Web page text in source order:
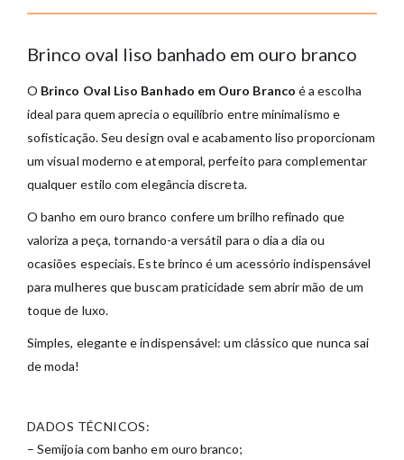
Brinco oval liso banhado em ouro branco
O Brinco Oval Liso Banhado em Ouro Branco é a escolha
ideal para quem aprecia o equilíbrio entre minimalismo e
sofisticação. Seu design oval e acabamento liso proporcionam
um visual moderno e atemporal, perfeito para complementar
qualquer estilo com elegância discreta.
O banho em ouro branco confere um brilho refinado que
valoriza a peça, tornando-a versátil para o dia a dia ou
ocasiões especiais. Este brinco é um acessório indispensável
para mulheres que buscam praticidade sem abrir mão de um
toque de luxo.
Simples, elegante e indispensável: um clássico que nunca sai
de moda!
DADOS TÉCNICOS:
– Semijoia com banho em ouro branco;